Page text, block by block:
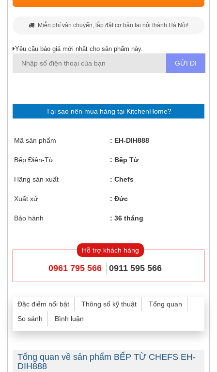
Miễn phí vận chuyển, lắp đặt cơ bản tại nội thành Hà Nội!
Yêu cầu báo giá mới nhất cho sản phẩm này.
Tại sao nên mua hàng tại KitchenHome?
Mã sản phẩm EH-DIH888
Bếp Điện-Từ Bếp Từ
Hãng sản xuất Chefs
Xuất xứ Đức
Bảo hành 36 tháng
Hỗ trợ khách hàng
0961 795 566 0911 595 566
Đặc điểm nổi bật Thông số kỹ thuật
Tổng quan
So sánh
Bình luận
Tổng quan về sản phẩm BẾP TỪ CHEFS EH-
DIH888